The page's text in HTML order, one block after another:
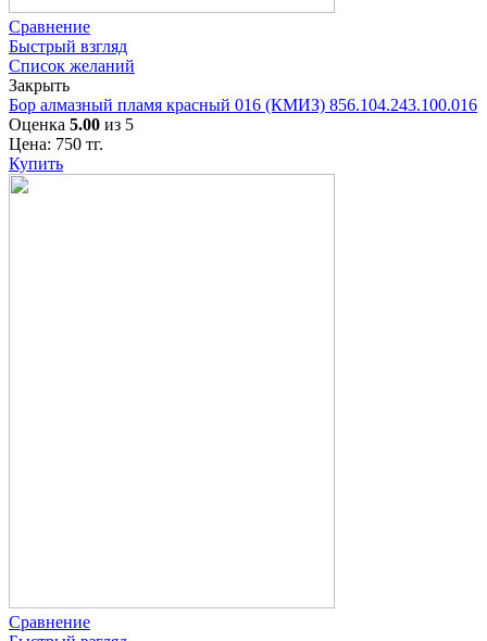
Сравнение
Быстрый взгляд
Список желаний
Закрыть
Бор алмазный пламя красный 016 (КМИЗ) 856.104.243.100.016
Оценка 5.00 из 5
Цена: 750 тг.
Купить
Сравнение